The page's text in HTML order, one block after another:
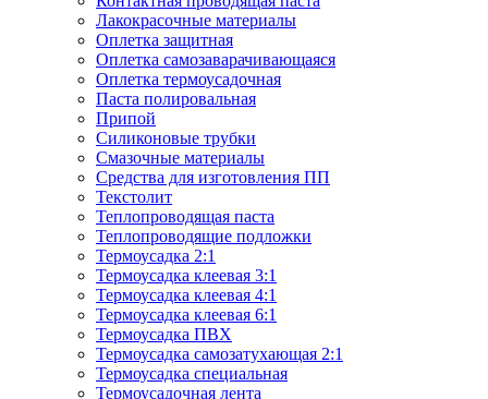
Лакокрасочные материалы
Оплетка защитная
Оплетка самозаварачивающаяся
Оплетка термоусадочная
Паста полировальная
Припой
Силиконовые трубки
Смазочные материалы
Средства для изготовления ПП
Текстолит
Теплопроводящая паста
Теплопроводящие подложки
Термоусадка 2:1
Термоусадка клеевая 3:1
Термоусадка клеевая 4:1
Термоусадка клеевая 6:1
Термоусадка ПВХ
Термоусадка самозатухающая 2:1
Термоусадка специальная
Термоусадочная лента